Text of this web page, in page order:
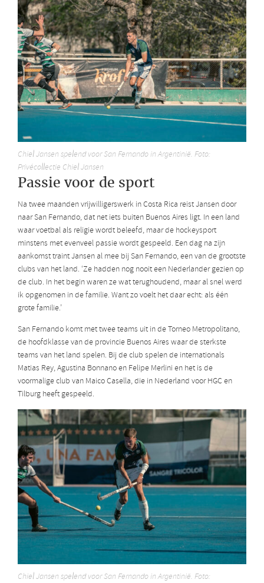
Chiel Jansen spelend voor San Fernando in Argentinië. Foto:
Privécollectie Chiel Jansen
Passie voor de sport
Na twee maanden vrijwilligerswerk in Costa Rica reist Jansen door
naar San Fernando, dat net iets buiten Buenos Aires ligt. In een land
waar voetbal als religie wordt beleefd, maar de hockeysport
minstens met evenveel passie wordt gespeeld. Een dag na zijn
aankomst traint Jansen al mee bij San Fernando, een van de grootste
clubs van het land. ‘Ze hadden nog nooit een Nederlander gezien op
de club. In het begin waren ze wat terughoudend, maar al snel werd
ik opgenomen in de familie. Want zo voelt het daar echt: als één
grote familie.’
San Fernando komt met twee teams uit in de Torneo Metropolitano,
de hoofdklasse van de provincie Buenos Aires waar de sterkste
teams van het land spelen. Bij de club spelen de internationals
Matias Rey, Agustina Bonnano en Felipe Merlini en het is de
voormalige club van Maico Casella, die in Nederland voor HGC en
Tilburg heeft gespeeld.
Chiel Jansen spelend voor San Fernando in Argentinië. Foto: